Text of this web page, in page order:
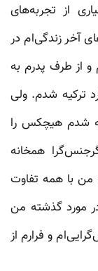
از تجربه‌های
آخر زندگی‌ام در
و از طرف پدرم به
ترکیه شدم. ولی
شدم هیچکس را
همخانه
من با همه تفاوت
مورد گذشته من
و فرارم از